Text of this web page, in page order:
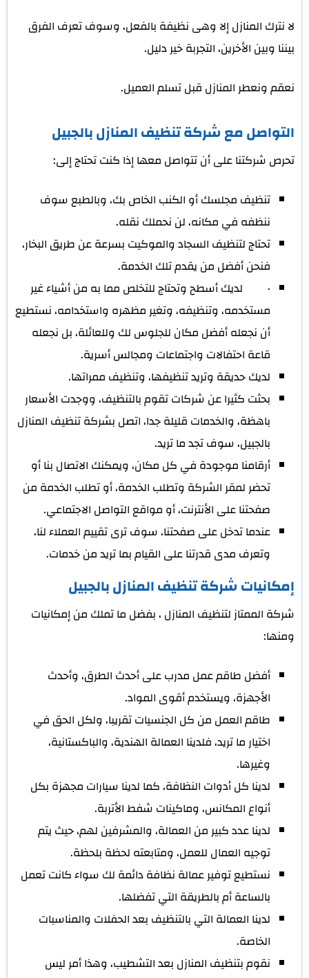
لا نترك المنازل إلا وهى نظيفة بالفعل، وسوف تعرف الفرق
بيننا وبين الأخرين، التجربة خير دليل.
نعقم ونعطر المنازل قبل تسلم العميل.
التواصل مع شركة تنظيف المنازل بالجبيل
تحرص شركتنا على أن تتواصل معها إذا كنت تحتاج إلى:
تنظيف مجلسك أو الكنب الخاص بك، وبالطبع سوف
ننظفه في مكانه، لن نحملك نقله.
تحتاج لتنظيف السجاد والموكيت بسرعة عن طريق البخار،
فنحن أفضل من يقدم تلك الخدمة.
· لديك أسطح وتحتاج للتخلص مما به من أشياء غير
مستخدمه، وتنظيفه، وتغير مظهره واستخدامه، نستطيع
أن نجعله أفضل مكان للجلوس لك وللعائلة، بل نجعله
قاعة احتفالات واجتماعات ومجالس أسرية.
لديك حديقة وتريد تنظيفها، وتنظيف ممراتها.
بحثت كثيرا عن شركات تقوم بالتنظيف، ووجدت الأسعار
باهظة، والخدمات قليلة جدا، اتصل بشركة تنظيف المنازل
بالجبيل، سوف تجد ما تريد.
أرقامنا موجودة في كل مكان، ويمكنك الاتصال بنا أو
تحضر لمقر الشركة وتطلب الخدمة، أو تطلب الخدمة من
صفحتنا على الأنترنت، أو مواقع التواصل الاجتماعي.
عندما تدخل على صفحتنا، سوف ترى تقييم العملاء لنا،
وتعرف مدى قدرتنا على القيام بما تريد من خدمات.
إمكانيات شركة تنظيف المنازل بالجبيل
شركة الممتاز لتنظيف المنازل ، بفضل ما تملك من إمكانيات
ومنها:
أفضل طاقم عمل مدرب على أحدث الطرق، وأحدث
الأجهزة، ويستخدم أقوى المواد.
طاقم العمل من كل الجنسيات تقريبا، ولكل الحق في
اختيار ما تريد، فلدينا العمالة الهندية، والباكستانية،
وغيرها.
لدينا كل أدوات النظافة، كما لدينا سيارات مجهزة بكل
أنواع المكانس، وماكينات شفط الأتربة.
لدينا عدد كبير من العمالة، والمشرفين لهم، حيث يتم
توجيه العمال للعمل، ومتابعته لحظة بلحظة.
نستطيع توفير عمالة نظافة دائمة لك سواء كانت تعمل
بالساعة أم بالطريقة التي تفضلها.
لدينا العمالة التي بالتنظيف بعد الحفلات والمناسبات
الخاصة.
نقوم بتنظيف المنازل بعد التشطيب، وهذا أمر ليس